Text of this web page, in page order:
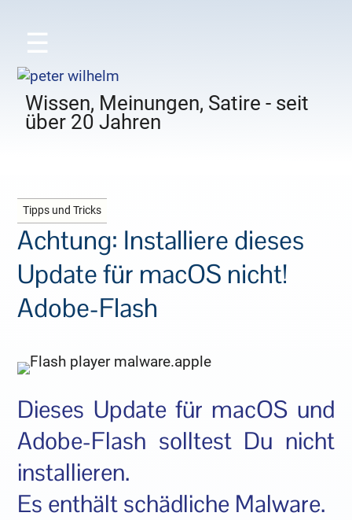
☰
Wissen, Meinungen, Satire - seit
über 20 Jahren
Tipps und Tricks
Achtung: Installiere dieses
Update für macOS nicht!
Adobe-Flash
Dieses Update für macOS und
Adobe-Flash solltest Du nicht
installieren.
Es enthält schädliche Malware.